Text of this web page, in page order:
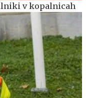
v kopalnicah